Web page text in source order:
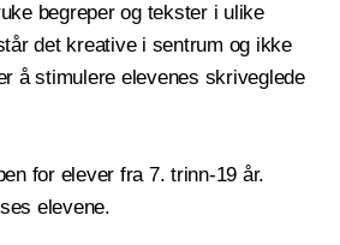
begreper og tekster i ulike
det kreative i sentrum og ikke
å stimulere elevenes skriveglede
for elever fra 7. trinn-19 år.
elevene.